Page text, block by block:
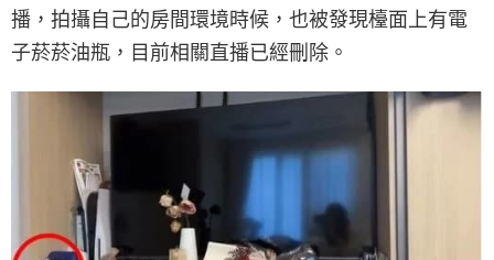
播，拍攝自己的房間環境時候，也被發現檯面上有電
子菸菸油瓶，目前相關直播已經刪除。